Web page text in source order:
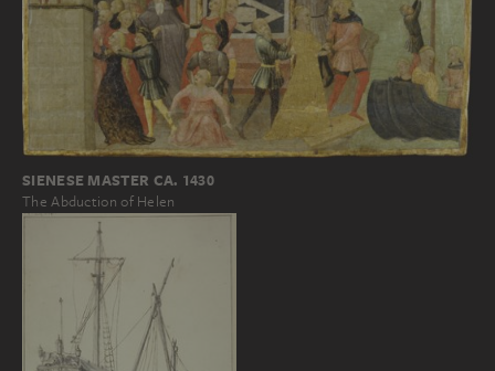
SIENESE MASTER CA. 1430
The Abduction of Helen